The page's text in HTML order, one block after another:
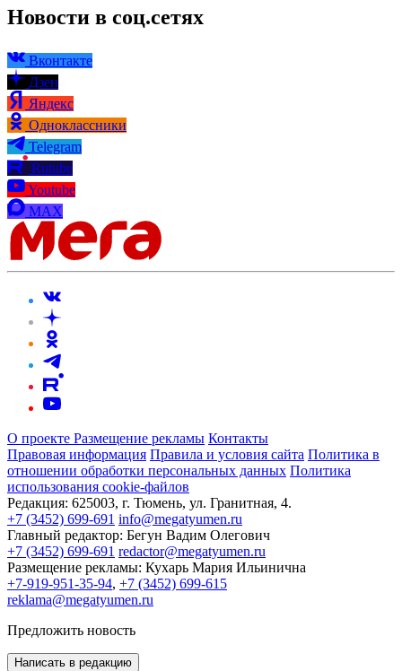
Новости в соц.сетях
Вконтакте
Дзен
Яндекс
Одноклассники
Telegram
Rutube
Youtube
MAX
О проекте Размещение рекламы Контакты
Правовая информация Правила и условия сайта Политика в
отношении обработки персональных данных Политика
использования cookie-файлов
Редакция: 625003, г. Тюмень, ул. Гранитная, 4.
+7 (3452) 699-691 info@megatyumen.ru
Главный редактор: Бегун Вадим Олегович
+7 (3452) 699-691 redactor@megatyumen.ru
Размещение рекламы: Кухарь Мария Ильинична
+7-919-951-35-94, +7 (3452) 699-615
reklama@megatyumen.ru
Предложить новость
Написать в редакцию